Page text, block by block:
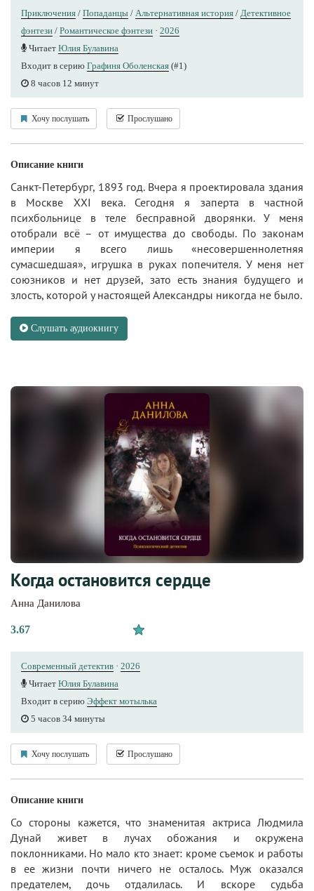
Приключения / Попаданцы / Альтернативная история / Детективное
фэнтези / Романтическое фэнтези · 2026
Читает Юлия Булавина
Входит в серию Графиня Оболенская (#1)
8 часов 12 минут
Хочу послушать Прослушано
Описание книги
Санкт-Петербург, 1893 год. Вчера я проектировала здания
в Москве XXI века. Сегодня я заперта в частной
психбольнице в теле бесправной дворянки. У меня
отобрали всё – от имущества до свободы. По законам
империи я всего лишь «несовершеннолетняя
сумасшедшая», игрушка в руках попечителя. У меня нет
союзников и нет друзей, зато есть знания будущего и
злость, которой у настоящей Александры никогда не было.
Слушать аудиокнигу
Когда остановится сердце
Анна Данилова
3.67
Современный детектив · 2026
Читает Юлия Булавина
Входит в серию Эффект мотылька
5 часов 34 минуты
Хочу послушать Прослушано
Описание книги
Со стороны кажется, что знаменитая актриса Людмила
Дунай живет в лучах обожания и окружена
поклонниками. Но мало кто знает: кроме съемок и работы
в ее жизни почти ничего не осталось. Муж оказался
предателем, дочь отдалилась. И вскоре судьба